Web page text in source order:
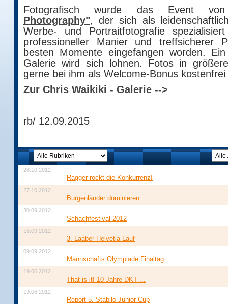
Fotografisch wurde das Event
Photography", der sich als
Werbe- und Portraitfotografie
professioneller Manier und treffsicherer
besten Momente eingefangen worden.
Galerie wird sich lohnen. Fotos in
gerne bei ihm als Welcome-Bonus
Zur Chris Waikiki - Galerie -->
rb/ 12.09.2015
28.10.2012
Ragger rockt die Konkurrenz!
27.10.2012
Burgenländer dominieren
30.09.2012
Schachfestival 2012
16.09.2012
3. Laaber Helvetia Lauf
09.09.2012
Mannschafts Olympiade Finaltag
19.06.2012
That is it! 10 Jahre DKT ...
19.06.2012
Report 5. Stabilo Junior Cup